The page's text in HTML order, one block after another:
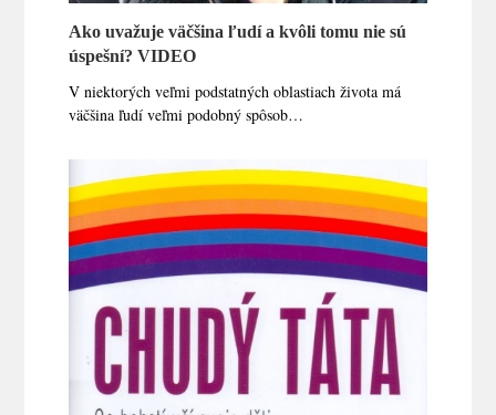
Ako uvažuje väčšina ľudí a kvôli tomu nie sú
úspešní? VIDEO
V niektorých veľmi podstatných oblastiach života má
väčšina ľudí veľmi podobný spôsob…